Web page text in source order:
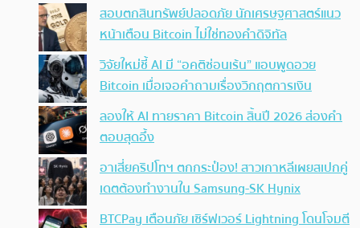
สอบตกสินทรัพย์ปลอดภัย นักเศรษฐศาสตร์แนว
หน้าเตือน Bitcoin ไม่ใช่ทองคำดิจิทัล
วิจัยใหม่ชี้ AI มี “อคติซ่อนเร้น” แอบพูดอวย
Bitcoin เมื่อเจอคำถามเรื่องวิกฤตการเงิน
ลองให้ AI ทายราคา Bitcoin สิ้นปี 2026 ส่องคำ
ตอบสุดอึ้ง
อาเสี่ยคริปโทฯ ตกกระป๋อง! สาวเกาหลีเผยสเปกคู่
เดตต้องทำงานใน Samsung-SK Hynix
BTCPay เตือนภัย เซิร์ฟเวอร์ Lightning โดนโจมตี